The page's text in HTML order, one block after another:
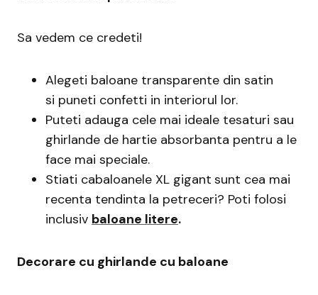
Sa vedem ce credeti!
Alegeti baloane transparente din satin
si puneti confetti in interiorul lor.
Puteti adauga cele mai ideale tesaturi sau
ghirlande de hartie absorbanta pentru a le
face mai speciale.
Stiati cabaloanele XL gigant sunt cea mai
recenta tendinta la petreceri? Poti folosi
inclusiv baloane litere.
Decorare cu ghirlande cu baloane